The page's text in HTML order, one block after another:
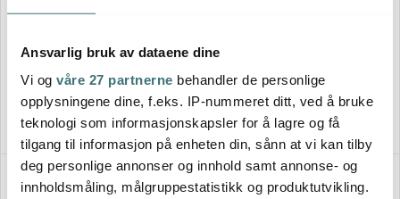
Ansvarlig bruk av dataene dine
Vi og våre 27 partnerne behandler de personlige
opplysningene dine, f.eks. IP-nummeret ditt, ved å bruke
teknologi som informasjonskapsler for å lagre og få
tilgang til informasjon på enheten din, sånn at vi kan tilby
deg personlige annonser og innhold samt annonse- og
innholdsmåling, målgruppestatistikk og produktutvikling.
Le Creuset
cm volcanic
På lager På lager